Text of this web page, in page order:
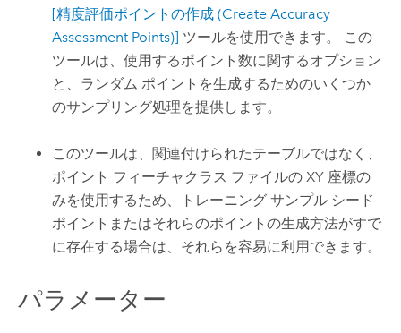
[精度評価ポイントの作成 (Create Accuracy
Assessment Points)] ツールを使用できます。 この
ツールは、使用するポイント数に関するオプション
と、ランダム ポイントを生成するためのいくつか
のサンプリング処理を提供します。
このツールは、関連付けられたテーブルではなく、
ポイント フィーチャクラス ファイルの XY 座標の
みを使用するため、トレーニング サンプル シード
ポイントまたはそれらのポイントの生成方法がすで
に存在する場合は、それらを容易に利用できます。
パラメーター